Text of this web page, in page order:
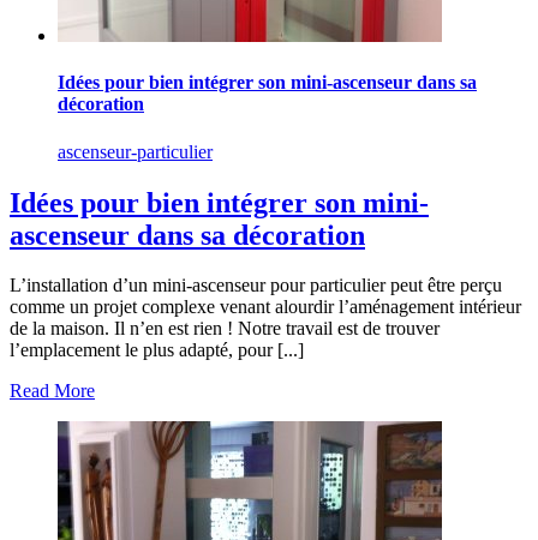
Idées pour bien intégrer son mini-ascenseur dans sa
décoration
ascenseur-particulier
Idées pour bien intégrer son mini-
ascenseur dans sa décoration
L’installation d’un mini-ascenseur pour particulier peut être perçu
comme un projet complexe venant alourdir l’aménagement intérieur
de la maison. Il n’en est rien ! Notre travail est de trouver
l’emplacement le plus adapté, pour [...]
Read More